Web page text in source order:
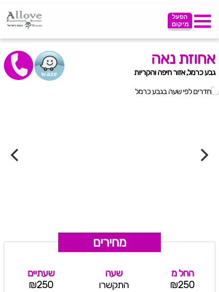
הפעל
מיקום
אחוזת נאה
גבע כרמל, אזור חיפה והקריות
מחירים
החל מ
₪250
שעה
התקשרו
שעתיים
₪250